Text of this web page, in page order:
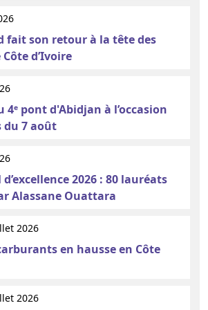
fait son retour à la tête des
d’Ivoire
4ᵉ pont d'Abidjan à l’occasion
du 7 août
2026 : 80 lauréats
Alassane Ouattara
2026
en hausse en Côte
2026